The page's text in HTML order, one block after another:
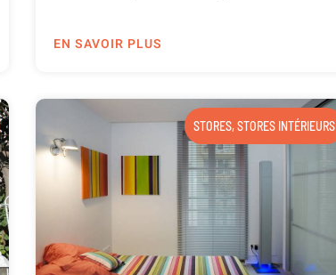
EN SAVOIR PLUS
STORES,STORES INTÉRIEURS